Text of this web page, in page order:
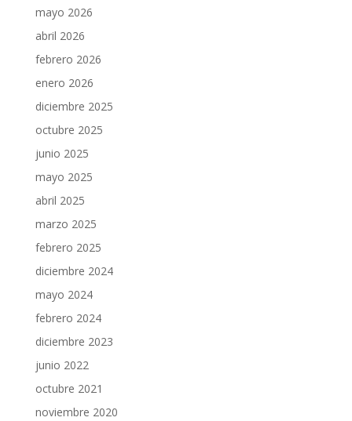
mayo 2026
abril 2026
febrero 2026
enero 2026
diciembre 2025
octubre 2025
junio 2025
mayo 2025
abril 2025
marzo 2025
febrero 2025
diciembre 2024
mayo 2024
febrero 2024
diciembre 2023
junio 2022
octubre 2021
noviembre 2020